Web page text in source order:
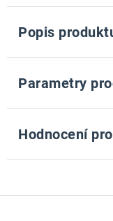
Popis
Parametry
Hodnocení